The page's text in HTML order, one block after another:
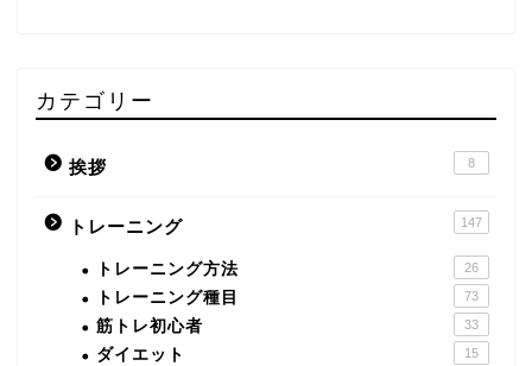
カテゴリー
挨拶 8
トレーニング 147
トレーニング方法 26
トレーニング種目 73
筋トレ初心者 33
ダイエット 15